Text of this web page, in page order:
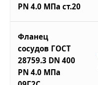
PN 4.0 МПа ст.20
Фланец
сосудов ГОСТ
28759.3 DN 400
PN 4.0 МПа